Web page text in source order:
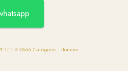
SI-0666 Catégorie : Homme